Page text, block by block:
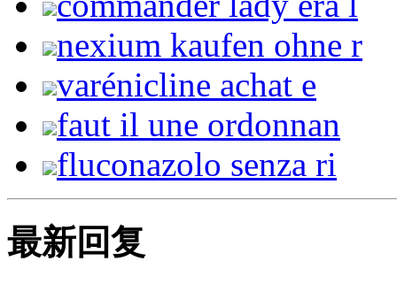
nexium kaufen ohne r
varénicline achat e
faut il une ordonnan
fluconazolo senza ri
最新回复